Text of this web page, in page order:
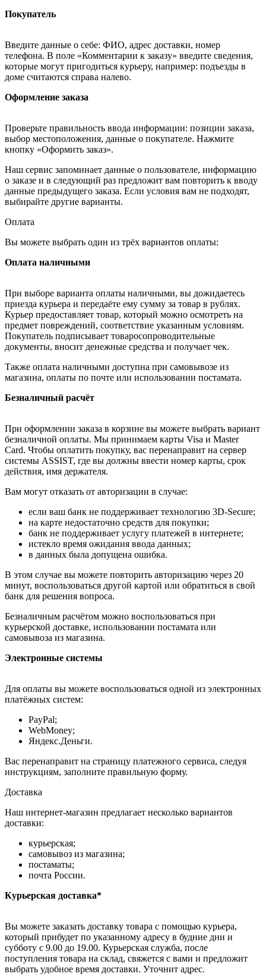
Покупатель
Введите данные о себе: ФИО, адрес доставки, номер
телефона. В поле «Комментарии к заказу» введите сведения,
которые могут пригодиться курьеру, например: подъезды в
доме считаются справа налево.
Оформление заказа
Проверьте правильность ввода информации: позиции заказа,
выбор местоположения, данные о покупателе. Нажмите
кнопку «Оформить заказ».
Наш сервис запоминает данные о пользователе, информацию
о заказе и в следующий раз предложит вам повторить к вводу
данные предыдущего заказа. Если условия вам не подходят,
выбирайте другие варианты.
Оплата
Вы можете выбрать один из трёх вариантов оплаты:
Оплата наличными
При выборе варианта оплаты наличными, вы дожидаетесь
приезда курьера и передаёте ему сумму за товар в рублях.
Курьер предоставляет товар, который можно осмотреть на
предмет повреждений, соответствие указанным условиям.
Покупатель подписывает товаросопроводительные
документы, вносит денежные средства и получает чек.
Также оплата наличными доступна при самовывозе из
магазина, оплаты по почте или использовании постамата.
Безналичный расчёт
При оформлении заказа в корзине вы можете выбрать вариант
безналичной оплаты. Мы принимаем карты Visa и Master
Card. Чтобы оплатить покупку, вас перенаправит на сервер
системы ASSIST, где вы должны ввести номер карты, срок
действия, имя держателя.
Вам могут отказать от авторизации в случае:
если ваш банк не поддерживает технологию 3D-Secure;
на карте недостаточно средств для покупки;
банк не поддерживает услугу платежей в интернете;
истекло время ожидания ввода данных;
в данных была допущена ошибка.
В этом случае вы можете повторить авторизацию через 20
минут, воспользоваться другой картой или обратиться в свой
банк для решения вопроса.
Безналичным расчётом можно воспользоваться при
курьерской доставке, использовании постамата или
самовывоза из магазина.
Электронные системы
Для оплаты вы можете воспользоваться одной из электронных
платёжных систем:
PayPal;
WebMoney;
Яндекс.Деньги.
Вас перенаправит на страницу платежного сервиса, следуя
инструкциям, заполните правильную форму.
Доставка
Наш интернет-магазин предлагает несколько вариантов
доставки:
курьерская;
самовывоз из магазина;
постаматы;
почта России.
Курьерская доставка*
Вы можете заказать доставку товара с помощью курьера,
который прибудет по указанному адресу в будние дни и
субботу с 9.00 до 19.00. Курьерская служба, после
поступления товара на склад, свяжется с вами и предложит
выбрать удобное время доставки. Уточнит адрес.